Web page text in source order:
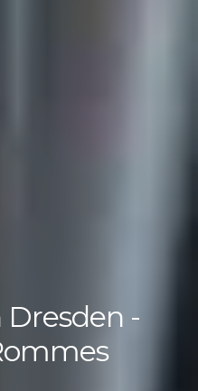
-